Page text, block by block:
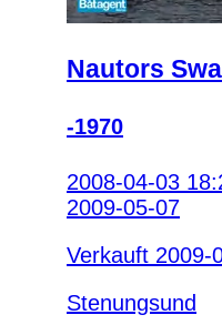
Nautors
-1970
2008-04-03
2009-05-07
Verkauft 2009-
Stenungsund